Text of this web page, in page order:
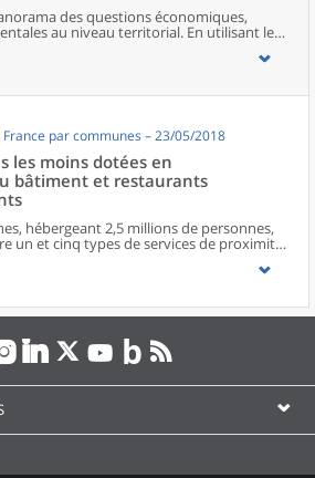
des questions économiques,
au niveau territorial. En utilisant les
en France, sur les forces et faiblesses des
France par communes – 23/05/2018
les moins dotées en
bâtiment et restaurants
hébergeant 2,5 millions de personnes,
un et cinq types de services de proximité.
artisans et les restaurants sont les plus
n’apparaissent de façon
communes offrant au moins dix types de
aux services médicaux, ils sont situés
d’un nombre d’équipements
qui possèdent au moins un
1 888 communes qui n’en